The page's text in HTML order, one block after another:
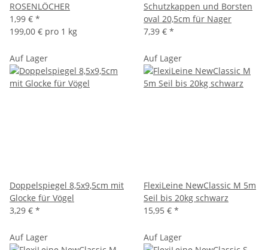
ROSENLÖCHER
1,99 € *
199,00 € pro 1 kg
Schutzkappen und Borsten
oval 20,5cm für Nager
7,39 € *
Auf Lager
Doppelspiegel 8,5x9,5cm mit
Glocke für Vögel
3,29 € *
Auf Lager
FlexiLeine NewClassic M 5m
Seil bis 20kg schwarz
15,95 € *
Auf Lager Auf Lager